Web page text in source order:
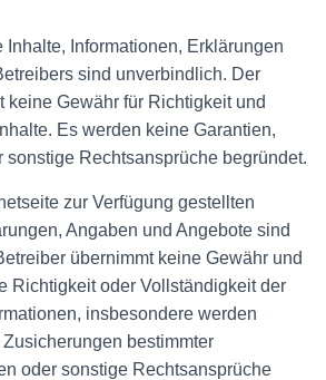
Inhalte, Informationen, Erklärungen
sind unverbindlich. Der
keine Gewähr für Richtigkeit und
Es werden keine Garantien,
sonstige Rechtsansprüche begründet.
zur Verfügung gestellten
Angaben und Angebote sind
übernimmt keine Gewähr und
Richtigkeit oder Vollständigkeit der
insbesondere werden
bestimmter
oder sonstige Rechtsansprüche